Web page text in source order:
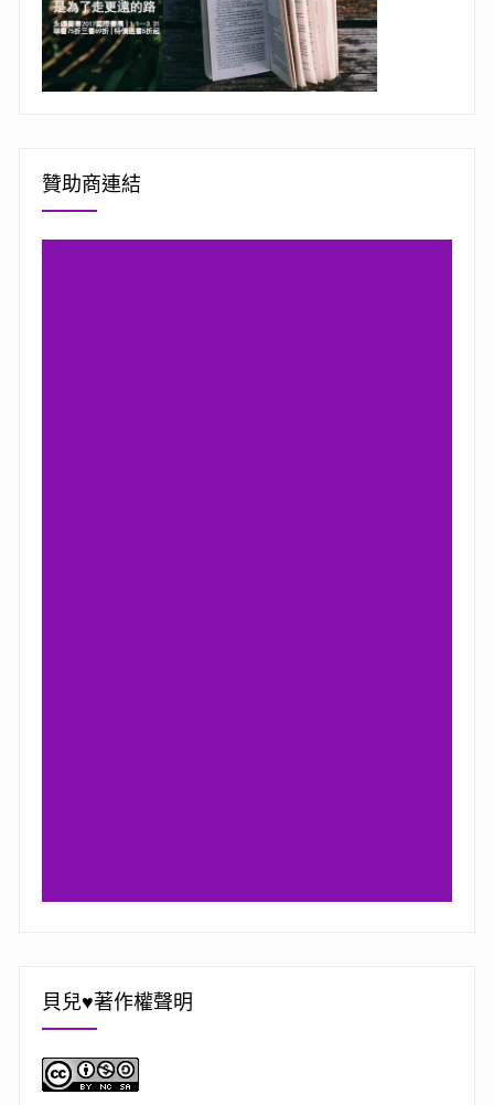
贊助商連結
貝兒♥著作權聲明